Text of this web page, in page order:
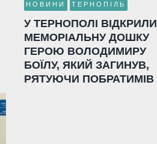
НОВИНИ ТЕРНОПІЛЬ
У ТЕРНОПОЛІ ВІДКРИЛИ
МЕМОРІАЛЬНУ ДОШКУ
ГЕРОЮ ВОЛОДИМИРУ
БОЇЛУ, ЯКИЙ ЗАГИНУВ,
РЯТУЮЧИ ПОБРАТИМІВ